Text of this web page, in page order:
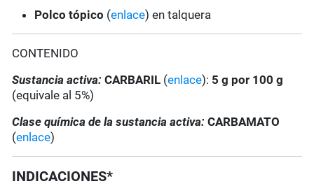
Polco tópico (enlace) en talquera
CONTENIDO
Sustancia activa:CARBARIL (enlace): 5 g por 100 g
(equivale al 5%)
Clase química de la sustancia activa: CARBAMATO
(enlace)
INDICACIONES*